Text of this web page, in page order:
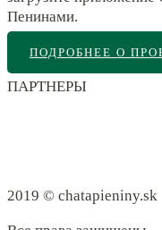
Пенинами.
ПОДРОБНЕЕ О
ПАРТНЕРЫ
2019 © chatapieniny.sk